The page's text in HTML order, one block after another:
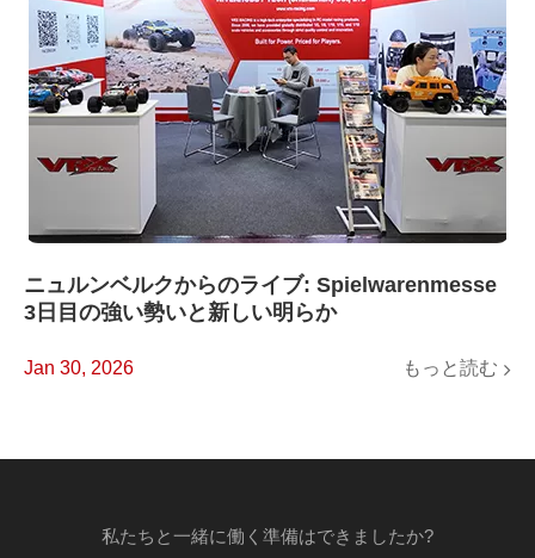
ニュルンベルクからのライブ: Spielwarenmesse
3日目の強い勢いと新しい明らか
Jan 30, 2026 もっと読む
私たちと一緒に働く準備はできましたか?